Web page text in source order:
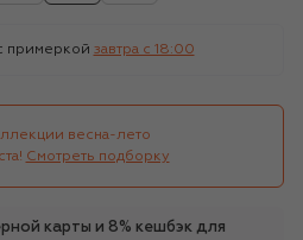
примеркой завтра c 18:00
весна-лето
Смотреть подборку
карты и 8% кешбэк для